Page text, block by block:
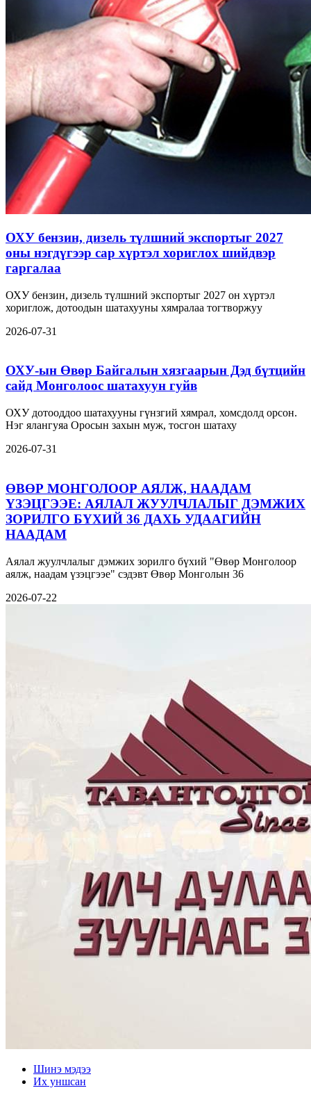
ОХУ бензин, дизель түлшний экспортыг 2027
оны нэгдүгээр сар хүртэл хориглох шийдвэр
гаргалаа
ОХУ бензин, дизель түлшний экспортыг 2027 он хүртэл
хориглож, дотоодын шатахууны хямралаа тогтворжуу
2026-07-31
ОХУ-ын Өвөр Байгалын хязгаарын Дэд бүтцийн
сайд Монголоос шатахуун гуйв
ОХУ дотооддоо шатахууны гүнзгий хямрал, хомсдолд орсон.
Нэг ялангуяа Оросын захын муж, тосгон шатаху
2026-07-31
ӨВӨР МОНГОЛООР АЯЛЖ, НААДАМ
ҮЗЭЦГЭЭЕ: АЯЛАЛ ЖУУЛЧЛАЛЫГ ДЭМЖИХ
ЗОРИЛГО БҮХИЙ 36 ДАХЬ УДААГИЙН
НААДАМ
Аялал жуулчлалыг дэмжих зорилго бүхий "Өвөр Монголоор
аялж, наадам үзэцгээе" сэдэвт Өвөр Монголын 36
2026-07-22
Шинэ мэдээ
Их уншсан